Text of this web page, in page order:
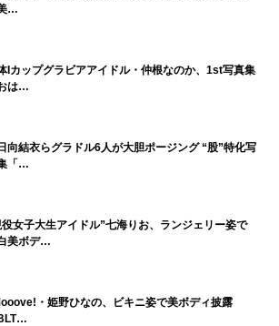
…
Iカップグラビアアイドル・仲根なのか、1st写真集
おは…
向結衣らグラドル6人が大胆ポージング “股”特化写
「…
役女子大生アイドル”七海りお、ランジェリー姿で
美ボデ…
・姫野ひなの、ビキニ姿で美ボディ披露
BLT…